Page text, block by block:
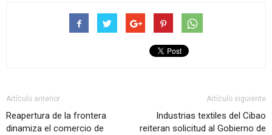
Artículo anterior
Reapertura de la frontera
dinamiza el comercio de
Artículo siguiente
Industrias textiles del Cibao
reiteran solicitud al Gobierno de